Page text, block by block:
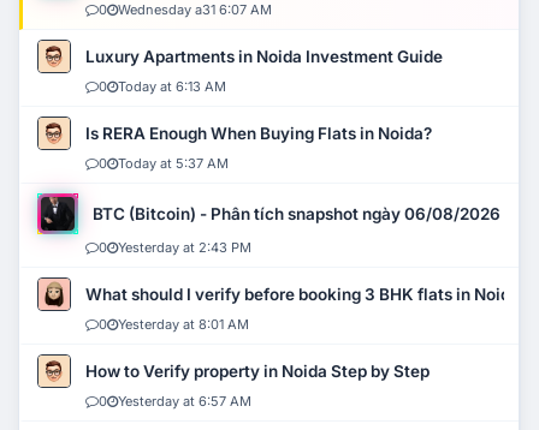
0 Wednesday a31 6:07 AM
Luxury Apartments in Noida Investment Guide
0 Today at 6:13 AM
Is RERA Enough When Buying Flats in Noida?
0 Today at 5:37 AM
BTC (Bitcoin) - Phân tích snapshot ngày 06/08/2026
0 Yesterday at 2:43 PM
What should I verify before booking 3 BHK flats in Noida?
0 Yesterday at 8:01 AM
How to Verify property in Noida Step by Step
0 Yesterday at 6:57 AM